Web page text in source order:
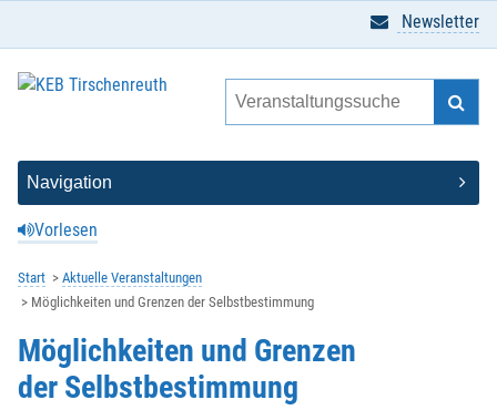
Vorlesen
Newsletter
Start
Aktuelle Veranstaltungen
Möglichkeiten und Grenzen der Selbstbestimmung
Möglichkeiten und Grenzen
der Selbstbestimmung